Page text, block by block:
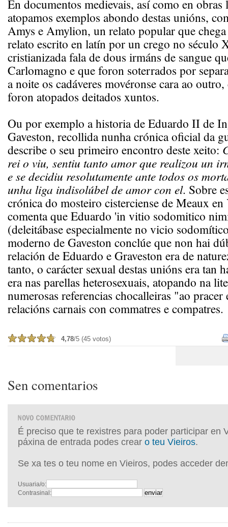
En documentos medievais, así como en obras
atopamos exemplos abondo destas unións,
Amys e Amylion, un relato popular que chega
relato escrito en latín por un crego no século
cristianizada fala de dous irmáns de sangue
Carlomagno e que foron soterrados por
a noite os cadáveres movéronse cara ao
foron atopados deitados xuntos.
Ou por exemplo a historia de Eduardo II de
Gaveston, recollida nunha crónica oficial da
describe o seu primeiro encontro deste xeito:
rei o viu, sentiu tanto amor que realizou un
e se decidiu resolutamente ante todos os
unha liga indisolúbel de amor con el. Sobre
crónica do mosteiro cisterciense de Meaux
comenta que Eduardo 'in vitio sodomitico
(deleitábase especialmente no vicio
moderno de Gaveston conclúe que non hai
relación de Eduardo e Graveston era de
tanto, o carácter sexual destas unións era tan
era nas parellas heterosexuais, atopando na
numerosas referencias chocalleiras "ao pracer
relacións carnais con commatres e compatres.
4,78/5 (45 votos)
Sen comentarios
É preciso que te rexistres para poder participar en
páxina de entrada podes crear o teu Vieiros.
Se xa tes o teu nome en Vieiros, podes acceder
Usuaria/o:
Contrasinal: